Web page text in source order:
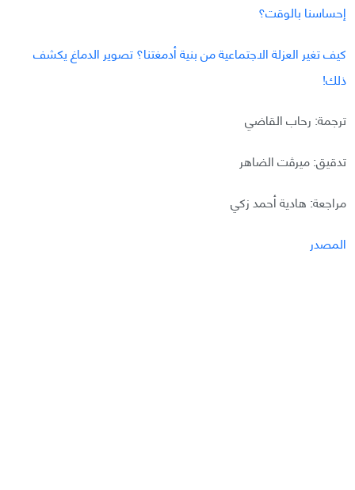
إحساسنا بالوقت؟
كيف تغير العزلة الاجتماعية من بنية أدمغتنا؟ تصوير الدماغ يكشف
ذلك!
ترجمة: رحاب القاضي
تدقيق: ميرڤت الضاهر
مراجعة: هادية أحمد زكي
المصدر